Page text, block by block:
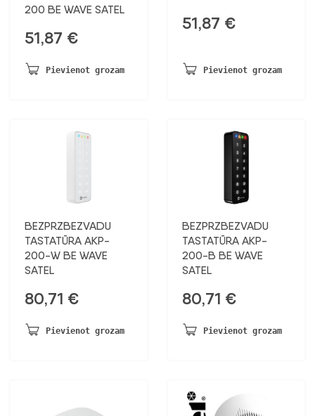
200 BE WAVE SATEL
51,87 €
Pievienot grozam
51,87 €
Pievienot grozam
BEZPRZBEZVADU
TASTATŪRA AKP-
200-W BE WAVE
SATEL
80,71 €
Pievienot grozam
BEZPRZBEZVADU
TASTATŪRA AKP-
200-B BE WAVE
SATEL
80,71 €
Pievienot grozam